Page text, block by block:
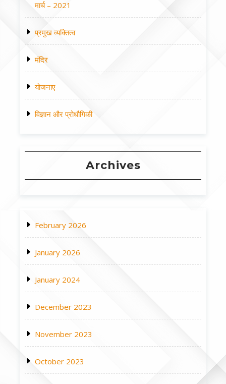
मार्च – 2021
प्रमुख व्यक्तित्व
मंदिर
योजनाए
विज्ञान और प्रोधौगिकी
Archives
February 2026
January 2026
January 2024
December 2023
November 2023
October 2023